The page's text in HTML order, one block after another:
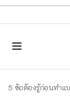
า
คุณภาพยุโรป
5 ข้อต้องรู้ก่อนทำแ